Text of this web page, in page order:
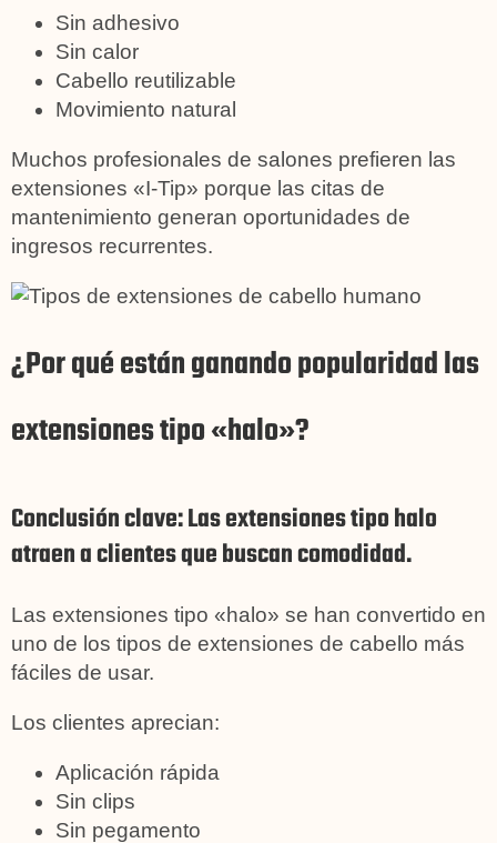
Sin adhesivo
Sin calor
Cabello reutilizable
Movimiento natural
Muchos profesionales de salones prefieren las
extensiones «I-Tip» porque las citas de
mantenimiento generan oportunidades de
ingresos recurrentes.
¿Por qué están ganando popularidad las
extensiones tipo «halo»?
Conclusión clave: Las extensiones tipo halo
atraen a clientes que buscan comodidad.
Las extensiones tipo «halo» se han convertido en
uno de los tipos de extensiones de cabello más
fáciles de usar.
Los clientes aprecian:
Aplicación rápida
Sin clips
Sin pegamento